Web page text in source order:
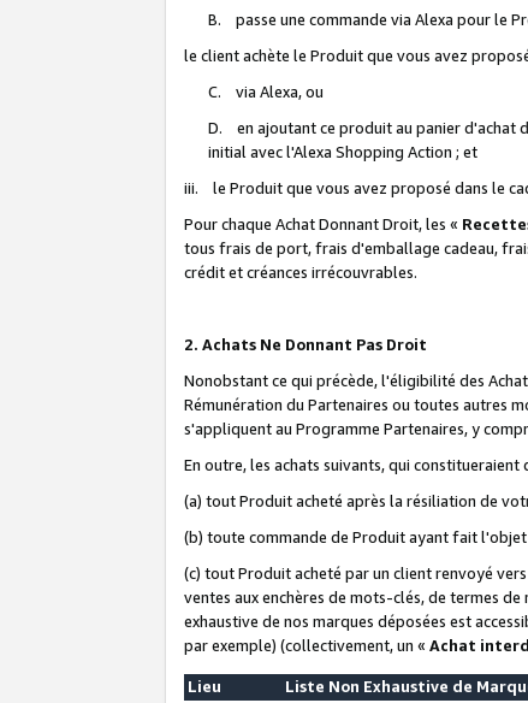
B. passe une commande via Alexa pour le
le client achète le Produit que vous avez
C. via Alexa, ou
D. en ajoutant ce produit au panier d'achat
initial avec l'Alexa Shopping Action ; et
iii. le Produit que vous avez proposé dans le
Pour chaque Achat Donnant Droit, les «
tous frais de port, frais d'emballage cadeau,
crédit et créances irrécouvrables.
2. Achats Ne Donnant Pas Droit
Nonobstant ce qui précède, l'éligibilité des
Rémunération du Partenaires ou toutes autres
s'appliquent au Programme Partenaires, y
En outre, les achats suivants, qui
(a) tout Produit acheté après la résiliation de
(b) toute commande de Produit ayant fait
(c) tout Produit acheté par un client renvoyé
ventes aux enchères de mots-clés, de termes
exhaustive de nos marques déposées est
par exemple) (collectivement, un « Achat
Lieu
Liste Non Exhaustive de